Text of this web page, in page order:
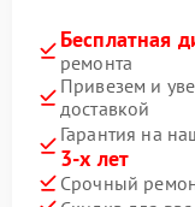
Бесплатная
ремонта
Привезем и
доставкой
Гарантия на
3-х лет
Срочный